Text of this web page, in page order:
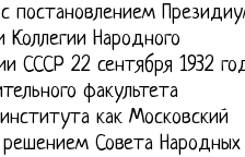
постановлением
Народного
СССР 22 сентября 1932
факультета
как Московский
Совета Народных